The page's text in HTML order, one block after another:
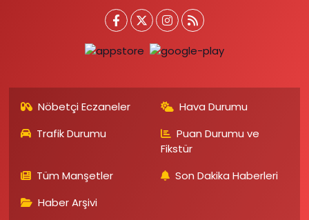
Nöbetçi Eczaneler
Hava Durumu
Trafik Durumu
Puan Durumu ve
Fikstür
Tüm Manşetler
Son Dakika Haberleri
Haber Arşivi